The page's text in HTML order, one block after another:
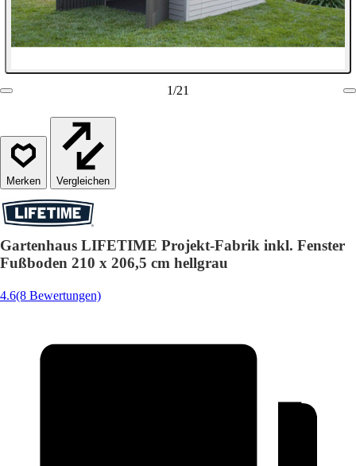
1/21
Vergleichen
Gartenhaus LIFETIME Projekt-Fabrik inkl. Fenster
Fußboden 210 x 206,5 cm hellgrau
4.6(8 Bewertungen)